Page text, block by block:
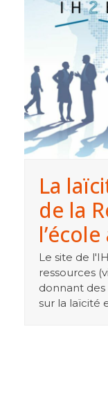
La
de la
Le site de
ressources
donnant
sur la laïcité